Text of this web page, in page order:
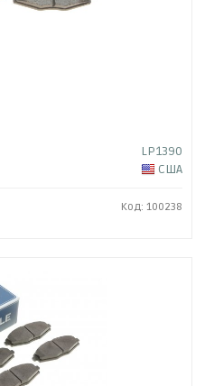
LP1390
США
Код: 100238